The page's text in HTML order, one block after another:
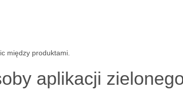
między produktami.
aplikacji